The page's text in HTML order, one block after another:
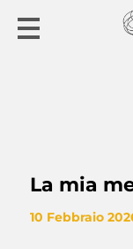
La mia
10 Febbraio